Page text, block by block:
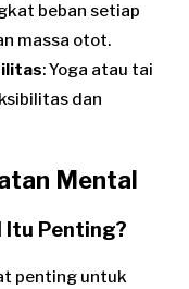
beban setiap
massa otot.
: Yoga atau tai
dan
Mental
Itu Penting?
penting untuk